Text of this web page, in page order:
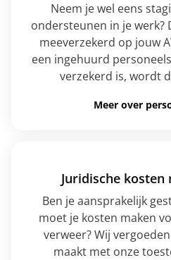
Neem je wel eens
ondersteunen in je werk?
meeverzekerd op jouw
een ingehuurd
verzekerd is, wordt
Meer over
Juridische kosten
Ben je aansprakelijk
moet je kosten maken
verweer? Wij
maakt met onze